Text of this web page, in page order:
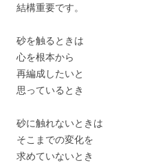
結構重要です。
砂を触るときは
心を根本から
再編成したいと
思っているとき
砂に触れないときは
そこまでの変化を
求めていないとき